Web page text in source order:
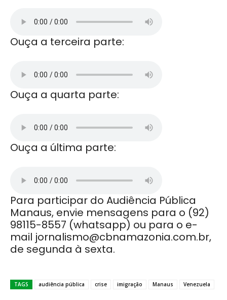
Ouça a terceira parte:
Ouça a quarta parte:
Ouça a última parte:
Para participar do Audiência Pública
Manaus, envie mensagens para o (92)
98115-8557 (whatsapp) ou para o e-
mail jornalismo@cbnamazonia.com.br,
de segunda à sexta.
TAGS audiência pública crise imigração Manaus Venezuela